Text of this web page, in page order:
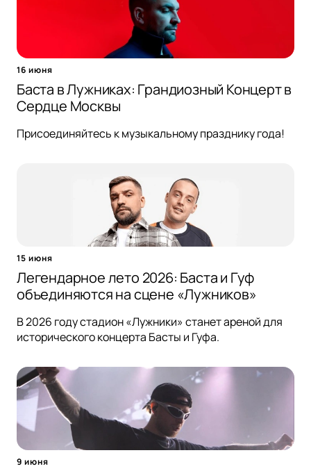
16 июня
Баста в Лужниках: Грандиозный Концерт в
Сердце Москвы
Присоединяйтесь к музыкальному празднику года!
15 июня
Легендарное лето 2026: Баста и Гуф
объединяются на сцене «Лужников»
В 2026 году стадион «Лужники» станет ареной для
исторического концерта Басты и Гуфа.
9 июня